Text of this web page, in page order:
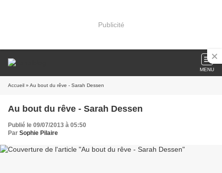
Publicité
MENU
Accueil » Au bout du rêve - Sarah Dessen
Au bout du rêve - Sarah Dessen
Publié le 09/07/2013 à 05:50
Par Sophie Pilaire